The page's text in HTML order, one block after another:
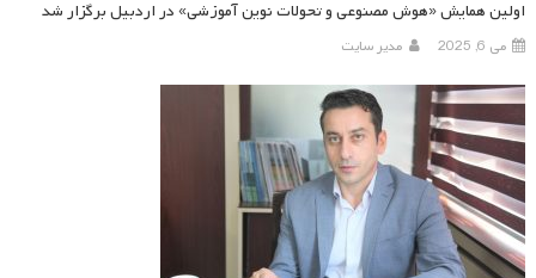
اولین همایش «هوش مصنوعی و تحولات نوین آموزشی» در اردبیل برگزار شد
می 6, 2025 مدیر سایت